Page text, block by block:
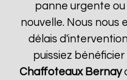
panne urgente
nouvelle. Nous nous
délais
puissiez
Chaffoteaux Bernay